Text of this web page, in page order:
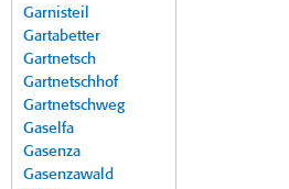
Garnisteil
Gartabetter
Gartnetsch
Gartnetschhof
Gartnetschweg
Gaselfa
Gasenza
Gasenzawald